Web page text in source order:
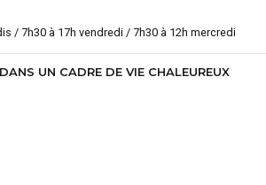
/ 7h30 à 17h vendredi / 7h30 à 12h mercredi
DANS UN CADRE DE VIE CHALEUREUX